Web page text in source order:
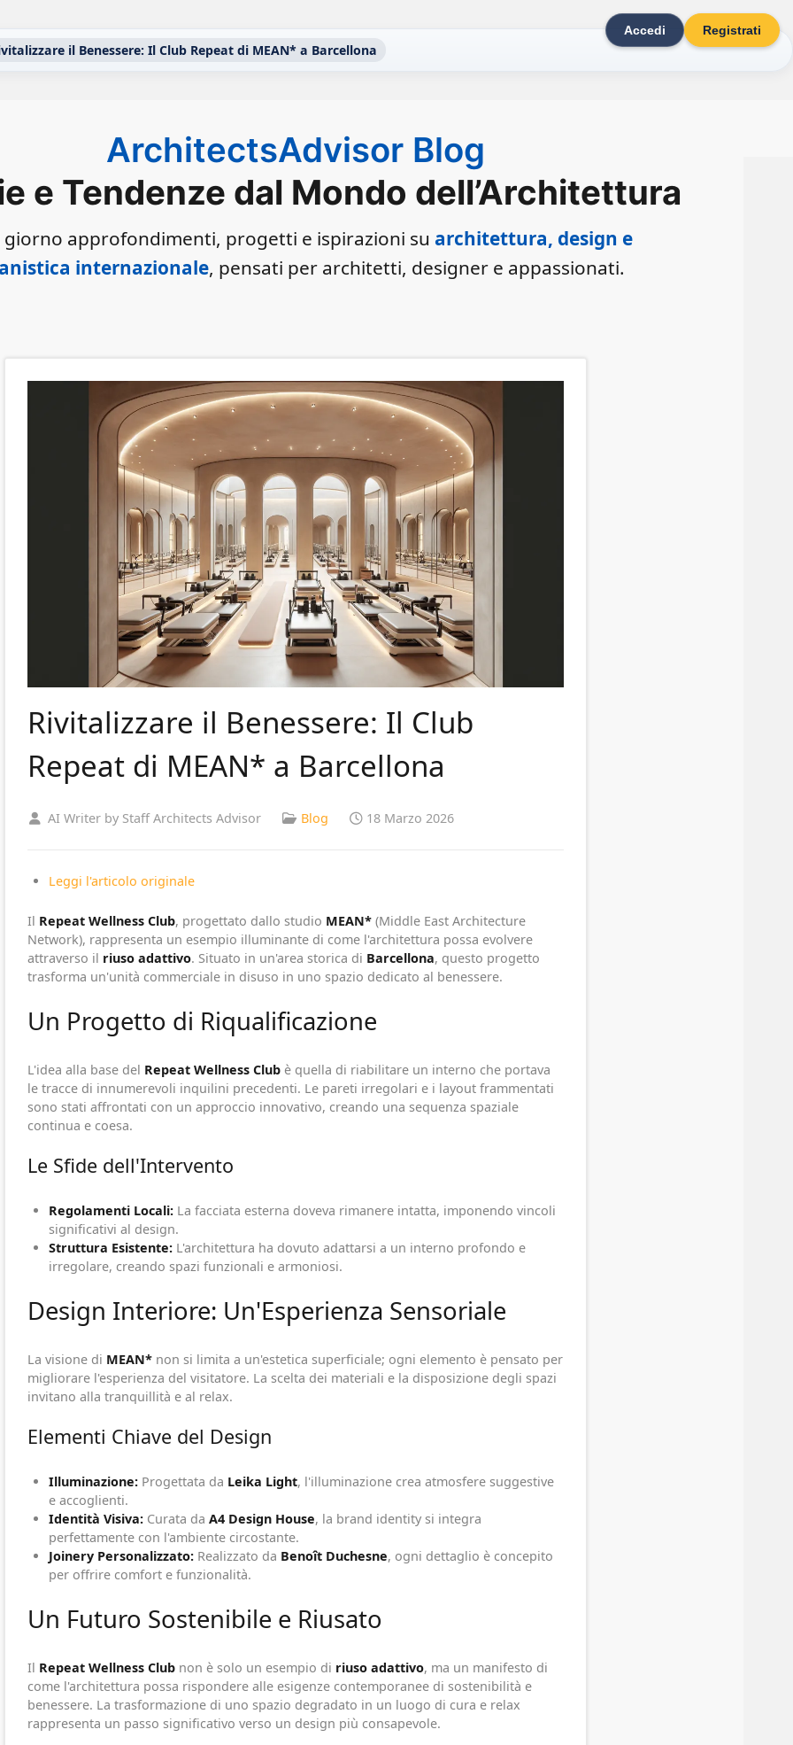
Accedi Registrati
il Benessere: Il Club Repeat di MEAN* a Barcellona
ArchitectsAdvisor Blog
e Tendenze dal Mondo dell’Architettura
giorno approfondimenti, progetti e ispirazioni su architettura, design e
internazionale, pensati per architetti, designer e appassionati.
Rivitalizzare il Benessere: Il Club
Repeat di MEAN* a Barcellona
AI Writer by Staff Architects Advisor Blog 18 Marzo 2026
Leggi l'articolo originale
Il Repeat Wellness Club, progettato dallo studio MEAN*(Middle East Architecture
Network), rappresenta un esempio illuminante di come l'architettura possa evolvere
attraverso il riuso adattivo. Situato in un'area storica di Barcellona, questo progetto
trasforma un'unità commerciale in disuso in uno spazio dedicato al benessere.
Un Progetto di Riqualificazione
L'idea alla base del Repeat Wellness Clubè quella di riabilitare un interno che portava
le tracce di innumerevoli inquilini precedenti. Le pareti irregolari e i layout frammentati
sono stati affrontati con un approccio innovativo, creando una sequenza spaziale
continua e coesa.
Le Sfide dell'Intervento
Regolamenti Locali:La facciata esterna doveva rimanere intatta, imponendo vincoli
significativi al design.
Struttura Esistente:L'architettura ha dovuto adattarsi a un interno profondo e
irregolare, creando spazi funzionali e armoniosi.
Design Interiore: Un'Esperienza Sensoriale
La visione di MEAN*non si limita a un'estetica superficiale; ogni elemento è pensato per
migliorare l'esperienza del visitatore. La scelta dei materiali e la disposizione degli spazi
invitano alla tranquillità e al relax.
Elementi Chiave del Design
Illuminazione:Progettata da Leika Light, l'illuminazione crea atmosfere suggestive
e accoglienti.
Identità Visiva:Curata da A4 Design House, la brand identity si integra
perfettamente con l'ambiente circostante.
Joinery Personalizzato:Realizzato da Benoît Duchesne, ogni dettaglio è concepito
per offrire comfort e funzionalità.
Un Futuro Sostenibile e Riusato
Il Repeat Wellness Clubnon è solo un esempio di riuso adattivo, ma un manifesto di
come l'architettura possa rispondere alle esigenze contemporanee di sostenibilità e
benessere. La trasformazione di uno spazio degradato in un luogo di cura e relax
rappresenta un passo significativo verso un design più consapevole.